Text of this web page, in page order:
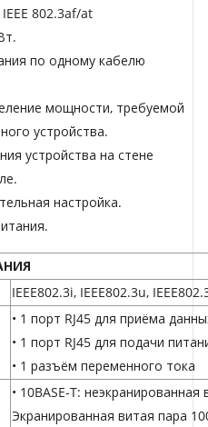
802.3af/at
по одному кабелю
мощности, требуемой
устройства.
устройства на стене
настройка.
IEEE802.3i, IEEE802.3u,
• 1 порт RJ45 для приёма
• 1 порт RJ45 для подачи
• 1 разъём переменного тока
• 10BASE-T:
Экранированная витая пара